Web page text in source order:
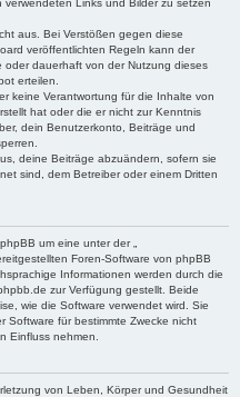
Links und Bilder zu setzen
aus. Bei Verstößen gegen diese
veröffentlichten Regeln kann der
oder dauerhaft von der Nutzung dieses
erteilen.
keine Verantwortung für die Inhalte von
hat oder die er nicht zur Kenntnis
dein Benutzerkonto, Beiträge und
deine Beiträge abzuändern, sofern sie
sind, dem Betreiber oder einem Dritten
um eine unter der „
Foren-Software von phpBB
Informationen werden durch die
zur Verfügung gestellt. Beide
wie die Software verwendet wird. Sie
Software für bestimmte Zwecke nicht
Einfluss nehmen.
von Leben, Körper und Gesundheit